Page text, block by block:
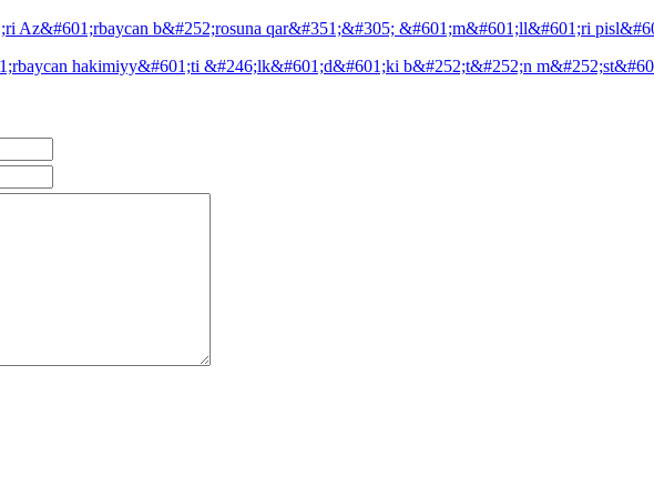
Az&#601;rbaycan b&#252;rosuna qar&#351;&#305; &#601;m&#601;ll&#601;ri
hakimiyy&#601;ti &#246;lk&#601;d&#601;ki b&#252;t&#252;n